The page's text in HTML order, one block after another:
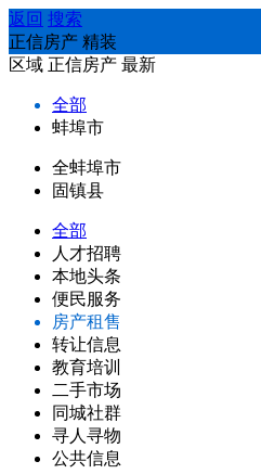
返回 搜索
正信房产 精装
区域 正信房产 最新
全部
蚌埠市
全蚌埠市
固镇县
全部
人才招聘
本地头条
便民服务
房产租售
转让信息
教育培训
二手市场
同城社群
寻人寻物
公共信息